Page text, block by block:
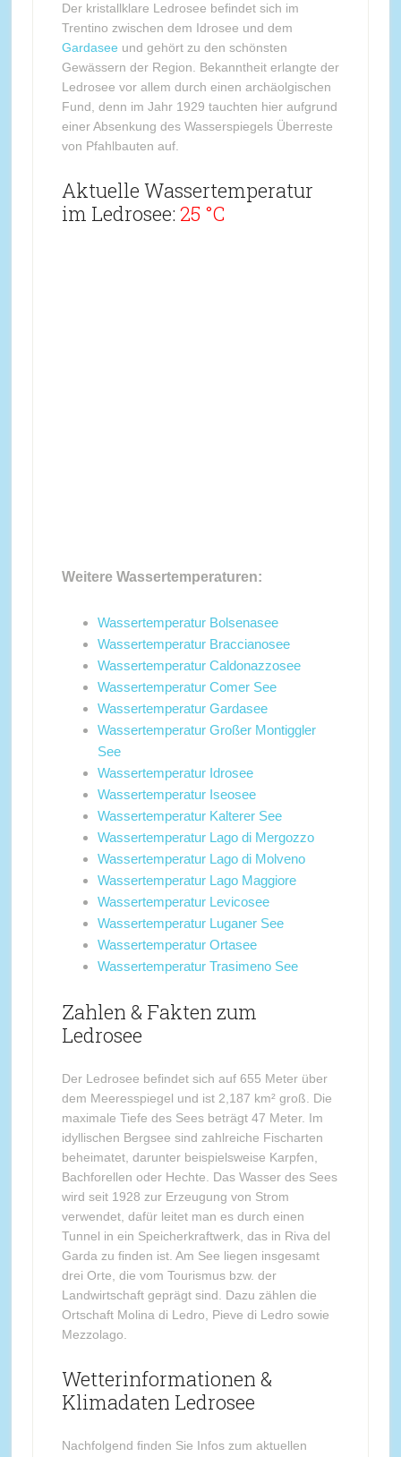
Der kristallklare Ledrosee befindet sich im
Trentino zwischen dem Idrosee und dem
Gardasee und gehört zu den schönsten
Gewässern der Region. Bekanntheit erlangte der
Ledrosee vor allem durch einen archäolgischen
Fund, denn im Jahr 1929 tauchten hier aufgrund
einer Absenkung des Wasserspiegels Überreste
von Pfahlbauten auf.
Aktuelle Wassertemperatur
im Ledrosee: 25 °C
Weitere Wassertemperaturen:
Wassertemperatur Bolsenasee
Wassertemperatur Braccianosee
Wassertemperatur Caldonazzosee
Wassertemperatur Comer See
Wassertemperatur Gardasee
Wassertemperatur Großer Montiggler
See
Wassertemperatur Idrosee
Wassertemperatur Iseosee
Wassertemperatur Kalterer See
Wassertemperatur Lago di Mergozzo
Wassertemperatur Lago di Molveno
Wassertemperatur Lago Maggiore
Wassertemperatur Levicosee
Wassertemperatur Luganer See
Wassertemperatur Ortasee
Wassertemperatur Trasimeno See
Zahlen & Fakten zum
Ledrosee
Der Ledrosee befindet sich auf 655 Meter über
dem Meeresspiegel und ist 2,187 km² groß. Die
maximale Tiefe des Sees beträgt 47 Meter. Im
idyllischen Bergsee sind zahlreiche Fischarten
beheimatet, darunter beispielsweise Karpfen,
Bachforellen oder Hechte. Das Wasser des Sees
wird seit 1928 zur Erzeugung von Strom
verwendet, dafür leitet man es durch einen
Tunnel in ein Speicherkraftwerk, das in Riva del
Garda zu finden ist. Am See liegen insgesamt
drei Orte, die vom Tourismus bzw. der
Landwirtschaft geprägt sind. Dazu zählen die
Ortschaft Molina di Ledro, Pieve di Ledro sowie
Mezzolago.
Wetterinformationen &
Klimadaten Ledrosee
Nachfolgend finden Sie Infos zum aktuellen